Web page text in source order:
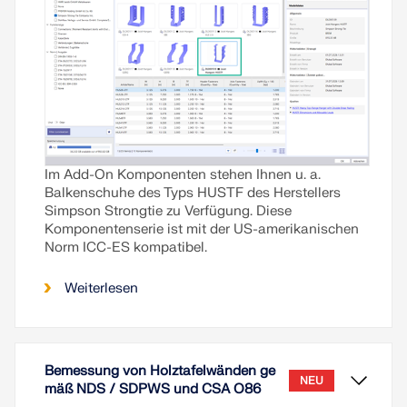
Im Add-On Komponenten stehen Ihnen u. a.
Balkenschuhe des Typs HUSTF des Herstellers
Simpson Strongtie zu Verfügung. Diese
Komponentenserie ist mit der US-amerikanischen
Norm ICC-ES kompatibel.
Weiterlesen
Bemessung von Holztafelwänden ge
mäß NDS / SDPWS und CSA O86
NEU